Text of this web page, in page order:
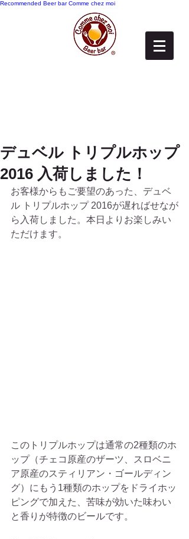
Recommended Beer bar Comme chez moi
デュベル トリプルホップ
2016 入荷しました！
お客様からもご要望のあった、デュベ
ル トリプルホップ 2016が遅ればせなが
ら入荷しました。本日よりお楽しみい
ただけます。
このトリプルホップは通常の2種類のホ
ップ（チェコ原産のザーツ、スロベニ
ア原産のスティリアン・ゴールディン
グ）にもう1種類のホップをドライホッ
ピングで加えた、苦味が効いた味わい
と香りが特徴のビールです。